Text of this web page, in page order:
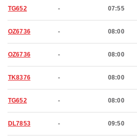
TG652 - 07:55
OZ6736 - 08:00
OZ6736 - 08:00
TK8376 - 08:00
TG652 - 08:00
DL7853 - 09:50